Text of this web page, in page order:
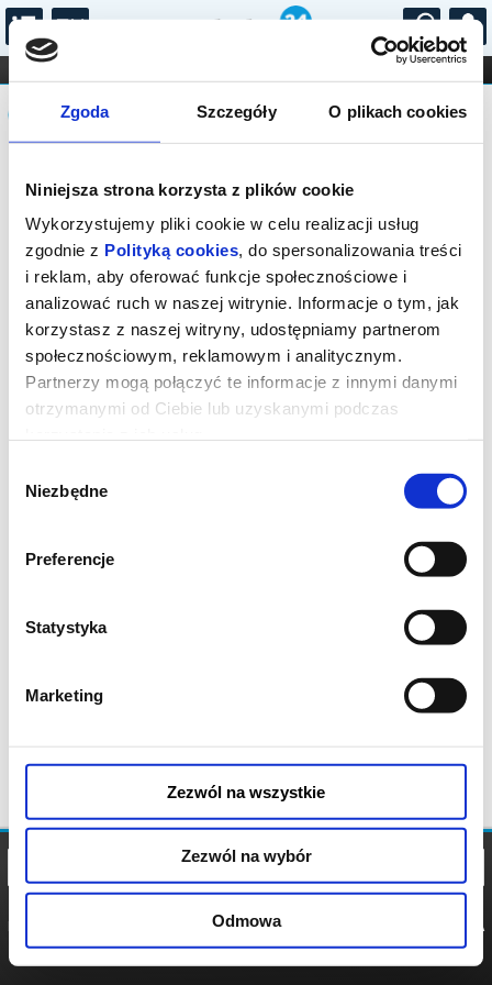
Zgoda Szczegóły O plikach cookies
Niniejsza strona korzysta z plików cookie
Wykorzystujemy pliki cookie w celu realizacji usług
zgodnie z Polityką cookies, do spersonalizowania treści
i reklam, aby oferować funkcje społecznościowe i
analizować ruch w naszej witrynie. Informacje o tym, jak
korzystasz z naszej witryny, udostępniamy partnerom
społecznościowym, reklamowym i analitycznym.
Partnerzy mogą połączyć te informacje z innymi danymi
otrzymanymi od Ciebie lub uzyskanymi podczas
zgody
Niezbędne
Preferencje
Statystyka
Marketing
Zezwól na wszystkie
Zezwól na wybór
Odmowa
...
FILHARMONIA OPERA I BALET
STAND-UP
DLA DZIECI
Komunikat
Sprzedaż biletów on-line na wydarzenie
została zakończona.
POLITYKA
POLITYKA